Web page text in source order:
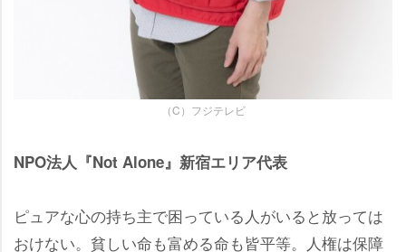
（C）フジテレビ
NPO法人『Not Alone』新宿エリア代表
ピュアな心の持ち主で困っている人がいると放っては
おけない。貧しい命も富める命も皆平等。人権は保障